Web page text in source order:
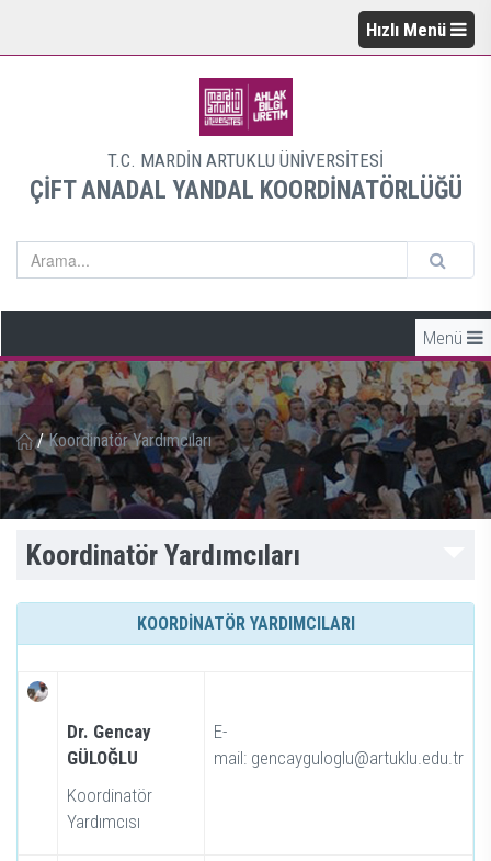
Hızlı Menü
T.C. MARDİN ARTUKLU ÜNİVERSİTESİ
ÇİFT ANADAL YANDAL KOORDİNATÖRLÜĞÜ
Menü
/ Koordinatör Yardımcıları
Koordinatör Yardımcıları
KOORDİNATÖR YARDIMCILARI
Dr. Gencay
GÜLOĞLU
Koordinatör
Yardımcısı
E-
mail: gencayguloglu@artuklu.edu.tr